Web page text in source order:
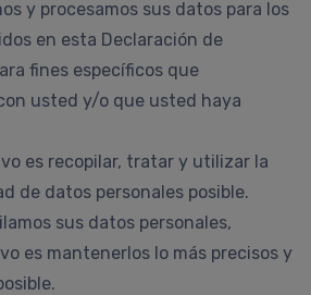
y procesamos sus datos para los
en esta Declaración de
fines específicos que
usted y/o que usted haya
es recopilar, tratar y utilizar la
de datos personales posible.
sus datos personales,
es mantenerlos lo más precisos y